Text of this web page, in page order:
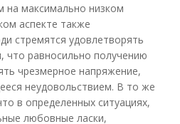
на максимально низком
аспекте также
стремятся удовлетворять
что равносильно получению
чрезмерное напряжение,
неудовольствием. В то же
в определенных ситуациях,
любовные ласки,